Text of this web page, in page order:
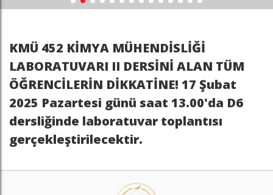
KMÜ 452 KİMYA MÜHENDİSLİĞİ
LABORATUVARI II DERSİNİ ALAN TÜM
ÖĞRENCİLERİN DİKKATİNE! 17 Şubat
2025 Pazartesi günü saat 13.00'da D6
dersliğinde laboratuvar toplantısı
gerçekleştirilecektir.